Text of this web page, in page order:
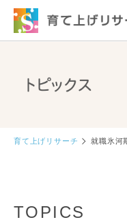
育て上げリサーチ 就職氷河
TOPICS